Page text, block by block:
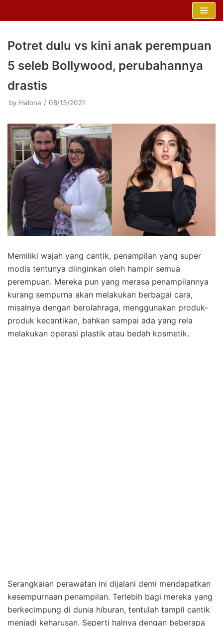
Potret dulu vs kini anak perempuan
5 seleb Bollywood, perubahannya
drastis
by Halona 08/13/2021
Memiliki wajah yang cantik, penampilan yang super
modis tentunya diinginkan oleh hampir semua
perempuan. Mereka pun yang merasa penampilannya
kurang sempurna akan melakukan berbagai cara,
misalnya dengan berolahraga, menggunakan produk-
produk kecantikan, bahkan sampai ada yang rela
melakukan operasi plastik atau bedah kosmetik.
Serangkaian perawatan ini dijalani demi mendapatkan
kesempurnaan penampilan. Terlebih bagi mereka yang
berkecimpung di dunia hiburan, tentulah tampil cantik
menjadi keharusan. Seperti halnya dengan beberapa